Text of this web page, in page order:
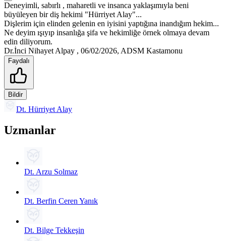
Deneyimli, sabırlı , maharetli ve insanca yaklaşımıyla beni
büyüleyen bir diş hekimi "Hürriyet Alay"...
Dişlerim için elinden gelenin en iyisini yaptığına inandığım hekim...
Ne deyim ışıyıp insanlığa şifa ve hekimliğe örnek olmaya devam
edin diliyorum.
Dr.İnci Nihayet Alpay , 06/02/2026, ADSM Kastamonu
Faydalı
Bildir
Dt. Hürriyet Alay
Uzmanlar
Dt. Arzu Solmaz
Dt. Berfin Ceren Yanık
Dt. Bilge Tekkeşin